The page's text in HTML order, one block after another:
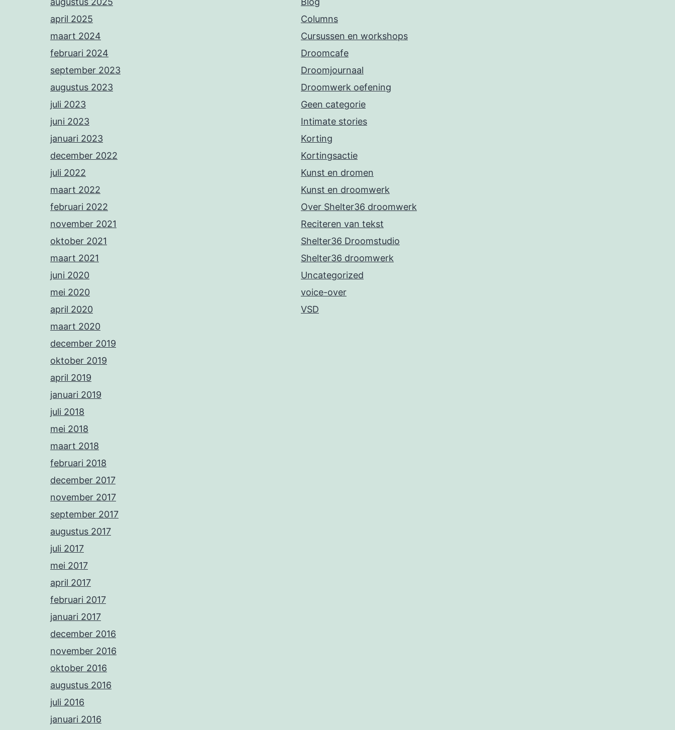
april 2025
maart 2024
februari 2024
september 2023
augustus 2023
juli 2023
juni 2023
januari 2023
december 2022
juli 2022
maart 2022
februari 2022
november 2021
oktober 2021
maart 2021
juni 2020
mei 2020
april 2020
maart 2020
december 2019
oktober 2019
april 2019
januari 2019
juli 2018
mei 2018
maart 2018
februari 2018
december 2017
november 2017
september 2017
augustus 2017
juli 2017
mei 2017
april 2017
februari 2017
januari 2017
december 2016
november 2016
oktober 2016
augustus 2016
juli 2016
januari 2016
Columns
Cursussen en workshops
Droomcafe
Droomjournaal
Droomwerk oefening
Geen categorie
Intimate stories
Korting
Kortingsactie
Kunst en dromen
Kunst en droomwerk
Over Shelter36 droomwerk
Reciteren van tekst
Shelter36 Droomstudio
Shelter36 droomwerk
Uncategorized
voice-over
VSD